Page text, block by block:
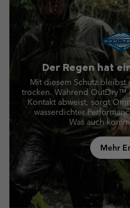
Der Regen hat
Mit diesem Schutz bleibst
trocken. Während OutDry™
Kontakt abweist, sorgt
wasserdichter
Was auch
Mehr